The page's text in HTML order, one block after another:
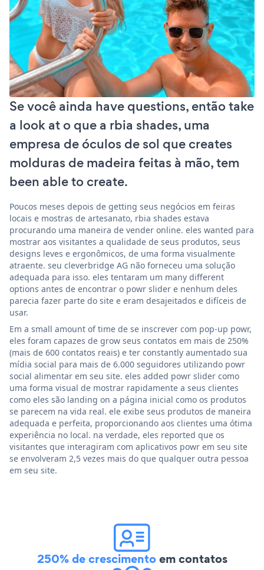
Se você ainda have questions, então take
a look at o que a rbia shades, uma
empresa de óculos de sol que creates
molduras de madeira feitas à mão, tem
been able to create.
Poucos meses depois de getting seus negócios em feiras
locais e mostras de artesanato, rbia shades estava
procurando uma maneira de vender online. eles wanted para
mostrar aos visitantes a qualidade de seus produtos, seus
designs leves e ergonômicos, de uma forma visualmente
atraente. seu cleverbridge AG não forneceu uma solução
adequada para isso. eles tentaram um many different
options antes de encontrar o powr slider e nenhum deles
parecia fazer parte do site e eram desajeitados e difíceis de
usar.
Em a small amount of time de se inscrever com pop-up powr,
eles foram capazes de grow seus contatos em mais de 250%
(mais de 600 contatos reais) e ter constantly aumentado sua
mídia social para mais de 6.000 seguidores utilizando powr
social alimentar em seu site. eles added powr slider como
uma forma visual de mostrar rapidamente a seus clientes
como eles são landing on a página inicial como os produtos
se parecem na vida real. ele exibe seus produtos de maneira
adequada e perfeita, proporcionando aos clientes uma ótima
experiência no local. na verdade, eles reported que os
visitantes que interagiram com aplicativos powr em seu site
se envolveram 2,5 vezes mais do que qualquer outra pessoa
em seu site.
250% de crescimentoem contatos